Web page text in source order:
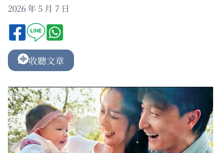
2026 年 5 月 7 日
收聽文章